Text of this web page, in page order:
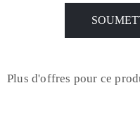
Plus d'offres pour ce